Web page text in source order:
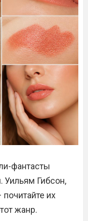
фантасты
Уильям Гибсон,
их
жанр.